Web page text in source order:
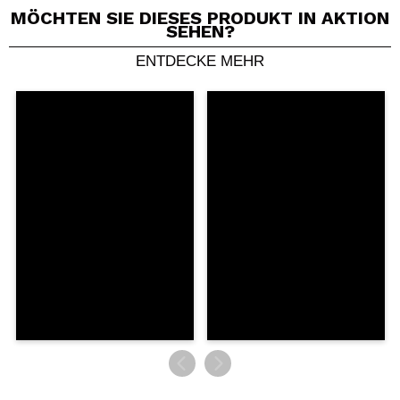
Ein Video oder Foto teilen
Dein Video könnte das erste sein. Stell es dir vor...
MÖCHTEN SIE DIESES PRODUKT IN AKTION
SEHEN?
ENTDECKE MEHR